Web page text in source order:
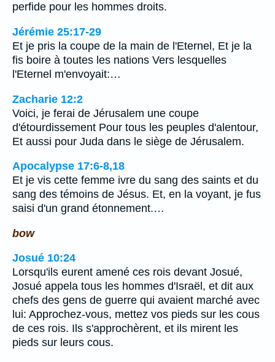
perfide pour les hommes droits.
Jérémie 25:17-29
Et je pris la coupe de la main de l'Eternel, Et je la
fis boire à toutes les nations Vers lesquelles
l'Eternel m'envoyait:…
Zacharie 12:2
Voici, je ferai de Jérusalem une coupe
d'étourdissement Pour tous les peuples d'alentour,
Et aussi pour Juda dans le siège de Jérusalem.
Apocalypse 17:6-8,18
Et je vis cette femme ivre du sang des saints et du
sang des témoins de Jésus. Et, en la voyant, je fus
saisi d'un grand étonnement.…
bow
Josué 10:24
Lorsqu'ils eurent amené ces rois devant Josué,
Josué appela tous les hommes d'Israël, et dit aux
chefs des gens de guerre qui avaient marché avec
lui: Approchez-vous, mettez vos pieds sur les cous
de ces rois. Ils s'approchèrent, et ils mirent les
pieds sur leurs cous.